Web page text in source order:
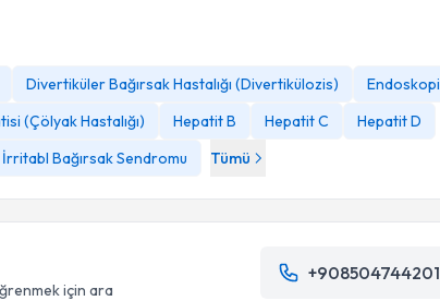
Divertiküler Bağırsak Hastalığı (Divertikülozis)
Endoskopi
(Çölyak Hastalığı) Hepatit B Hepatit C
Hepatit D
İrritabl Bağırsak Sendromu Tümü
için ara
+908504744201